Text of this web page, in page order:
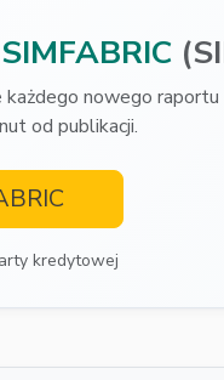
SIMFABRIC
nowego raportu
od publikacji.
kredytowej